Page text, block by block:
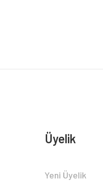
Üyelik
Yeni Üyelik